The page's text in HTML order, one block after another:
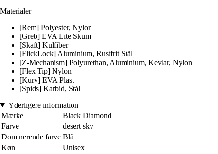
Materialer
[Rem] Polyester, Nylon
[Greb] EVA Lite Skum
[Skaft] Kulfiber
[FlickLock] Aluminium, Rustfrit Stål
[Z-Mechanism] Polyurethan, Aluminium, Kevlar, Nylon
[Flex Tip] Nylon
[Kurv] EVA Plast
[Spids] Karbid, Stål
Yderligere information
Mærke
Black Diamond
Farve
desert sky
Dominerende farve Blå
Køn
Unisex